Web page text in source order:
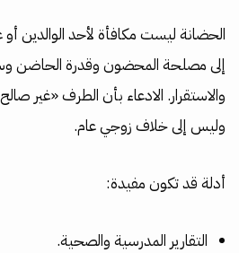
الحضانة ليست مكافأة لأحد الوالدين
إلى مصلحة المحضون وقدرة الحاضن
والاستقرار. الادعاء بأن الطرف «غير
وليس إلى خلاف زوجي عام.
أدلة قد تكون مفيدة:
التقارير المدرسية والصحية.